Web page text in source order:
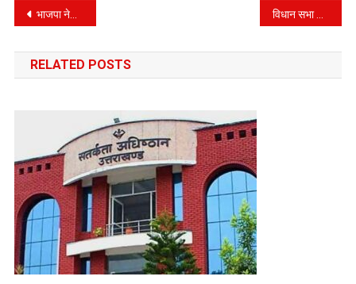
Post
navigation
भाजपा नेता विश्वास डावर ने अवस्थापना अनुश्रवण परिषद के उपाध्यक्ष की संभाली कमान।
RELATED POSTS